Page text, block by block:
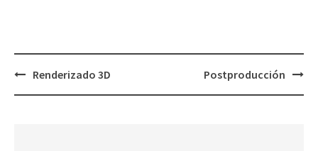
Post
Renderizado 3D Postproducción